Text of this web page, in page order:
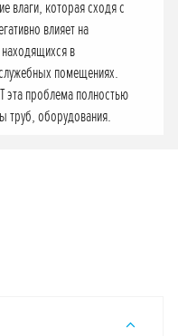
влаги, которая сходя с
влияет на
в
помещениях.
эта проблема полностью
труб, оборудования.